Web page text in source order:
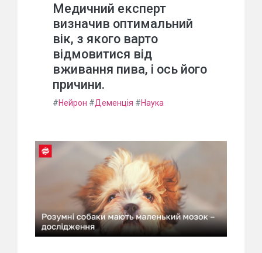
Медичний експерт
визначив оптимальний
вік, з якого варто
відмовитися від
вживання пива, і ось його
причини.
#Нейрон #Деменція #Наука